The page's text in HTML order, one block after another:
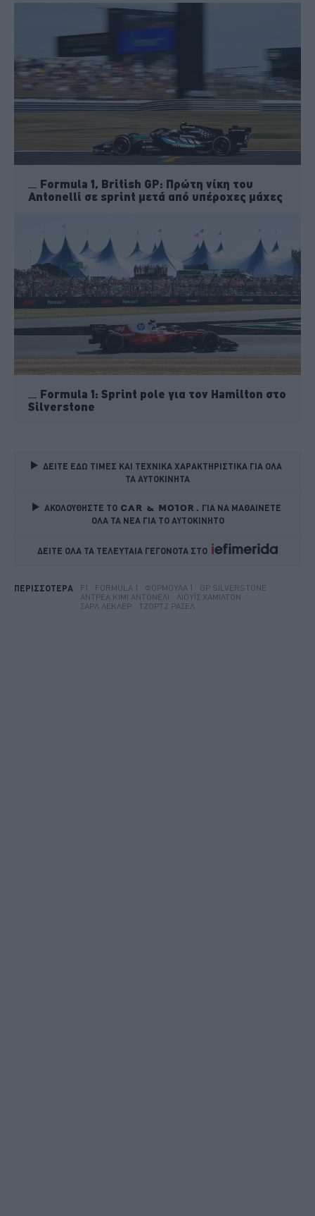
Formula 1, British GP: Πρώτη νίκη του
Antonelli σε sprint μετά από υπέροχες μάχες
Formula 1: Sprint pole για τον Hamilton στο
Silverstone
ΔΕΙΤΕ ΕΔΩ ΤΙΜΕΣ ΚΑΙ ΤΕΧΝΙΚΑ ΧΑΡΑΚΤΗΡΙΣΤΙΚΑ ΓΙΑ ΟΛΑ
ΤΑ ΑΥΤΟΚΙΝΗΤΑ
ΑΚΟΛΟΥΘΗΣΤΕ ΤΟ
ΓΙΑ ΝΑ ΜΑΘΑΙΝΕΤΕ
ΟΛΑ ΤΑ ΝΕΑ ΓΙΑ ΤΟ ΑΥΤΟΚΙΝΗΤΟ
ΔΕΙΤΕ ΟΛΑ ΤΑ ΤΕΛΕΥΤΑΙΑ ΓΕΓΟΝΟΤΑ ΣΤΟ
ΠΕΡΙΣΣΟΤΕΡΑ F1 FORMULA 1 ΦΌΡΜΟΥΛΑ 1
GP SILVERSTONE
ΑΝΤΡΈΑ ΚΊΜΙ ΑΝΤΟΝΈΛΙ
ΛΙΟΎΙΣ ΧΆΜΙΛΤΟΝ
ΣΑΡΛ ΛΕΚΛΈΡ
ΤΖΟΡΤΖ ΡΆΣΕΛ